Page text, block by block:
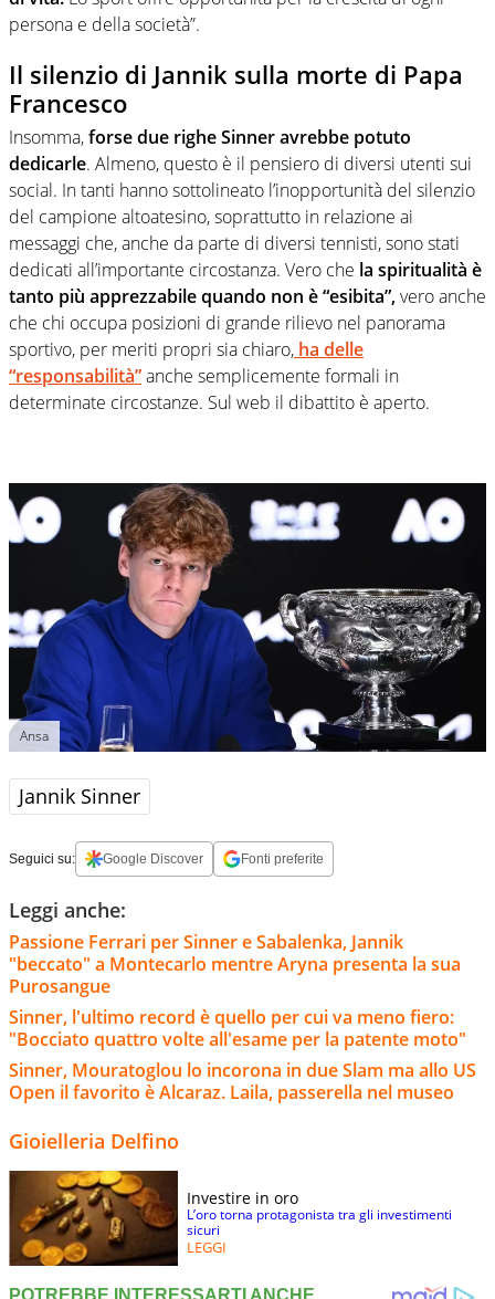
persona e della società”.
Il silenzio di Jannik sulla morte di Papa
Francesco
Insomma,forse due righe Sinner avrebbe potuto
dedicarle. Almeno, questo è il pensiero di diversi utenti sui
social. In tanti hanno sottolineato l’inopportunità del silenzio
del campione altoatesino, soprattutto in relazione ai
messaggi che, anche da parte di diversi tennisti, sono stati
dedicati all’importante circostanza. Vero che la spiritualità è
tanto più apprezzabile quando non è “esibita”,vero anche
che chi occupa posizioni di grande rilievo nel panorama
sportivo, per meriti propri sia chiaro, ha delle
“responsabilità”anche semplicemente formali in
determinate circostanze. Sul web il dibattito è aperto.
Ansa
Jannik Sinner
Seguici su: Google Discover Fonti preferite
Leggi anche:
Passione Ferrari per Sinner e Sabalenka, Jannik
"beccato" a Montecarlo mentre Aryna presenta la sua
Purosangue
Sinner, l'ultimo record è quello per cui va meno fiero:
"Bocciato quattro volte all'esame per la patente moto"
Sinner, Mouratoglou lo incorona in due Slam ma allo US
Open il favorito è Alcaraz. Laila, passerella nel museo
Gioielleria Delfino
Investire in oro
L’oro torna protagonista tra gli investimenti
sicuri
LEGGI